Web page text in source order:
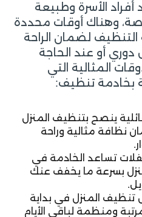
الأسرة وطبيعة
وهناك أوقات محددة
لضمان الراحة
دوري أو عند الحاجة
المثالية التي
بخادمة تنظيف:
ينصح بتنظيف المنزل
نظافة مثالية وراحة
تساعد الخادمة في
بسرعة ما يخفف عنك
تنظيف المنزل في بداية
ومنظمة لباقي الأيام